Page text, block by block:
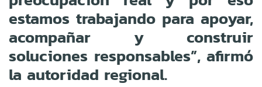
estamos trabajando para apoyar,
acompañar y construir
soluciones responsables”, afirmó
la autoridad regional.